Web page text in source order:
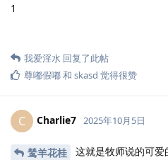
1
我爱淫水 回复了此帖
尊嘟假嘟和 skasd 觉得很赞
C Charlie7 2025年10月5日
鸶羊花桂
这就是牧师说的可